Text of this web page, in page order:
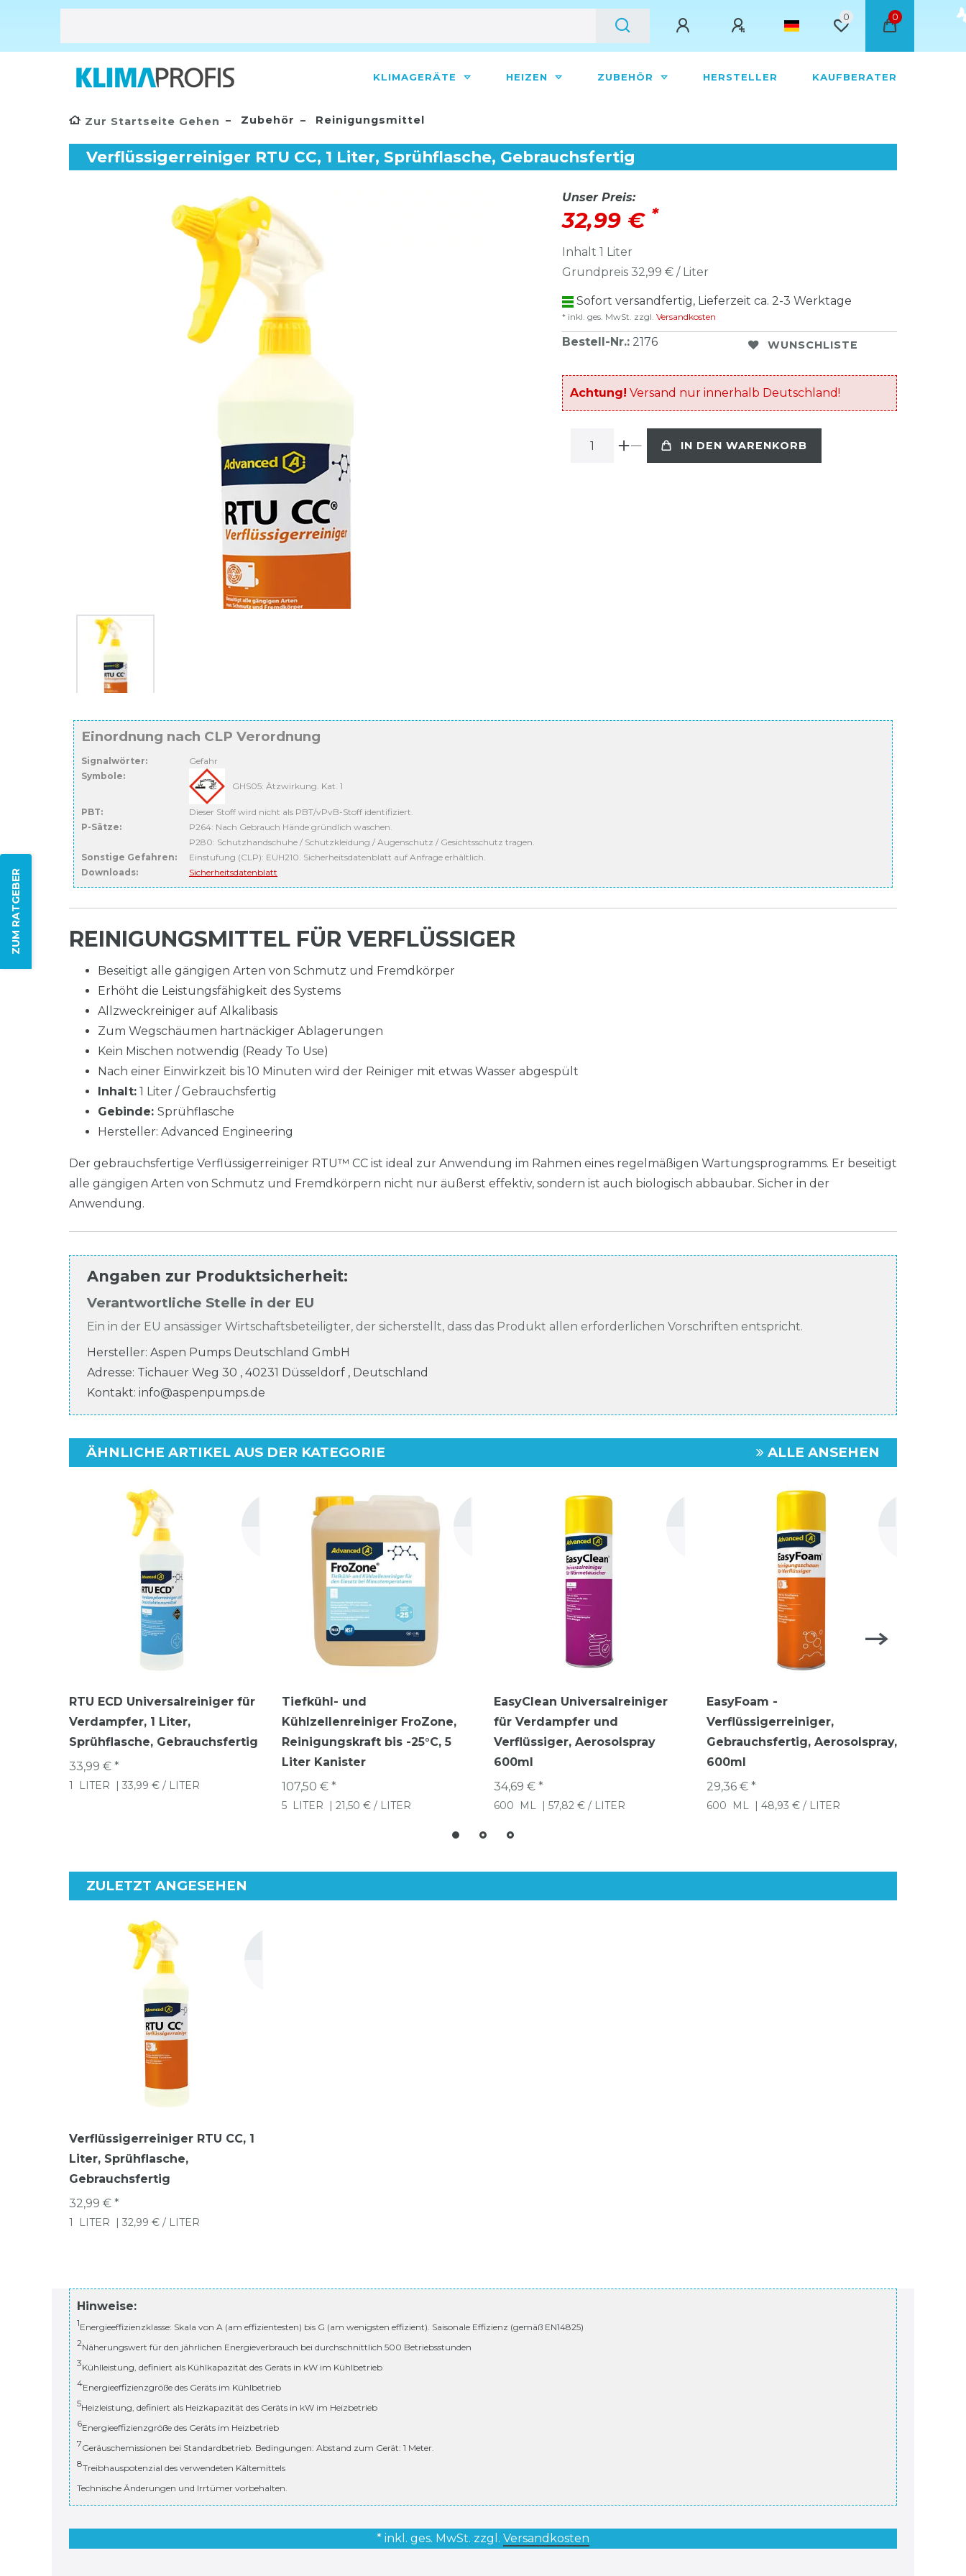
0 0
KLIMAGERÄTE HEIZEN ZUBEHÖR HERSTELLER KAUFBERATER
Zur Startseite Gehen Zubehör Reinigungsmittel
ZUM RATGEBER
Verflüssigerreiniger RTU CC, 1 Liter, Sprühflasche, Gebrauchsfertig
Unser Preis:
32,99 € *
Inhalt 1 Liter
Grundpreis 32,99 € / Liter
Sofort versandfertig, Lieferzeit ca. 2-3 Werktage
* inkl. ges. MwSt. zzgl. Versandkosten
Bestell-Nr.: 2176 WUNSCHLISTE
Achtung! Versand nur innerhalb Deutschland!
IN DEN WARENKORB
Einordnung nach CLP Verordnung
Signalwörter:
Gefahr
Symbole:
GHS05: Ätzwirkung. Kat. 1
PBT:
Dieser Stoff wird nicht als PBT/vPvB-Stoff identifiziert.
P-Sätze:
P264: Nach Gebrauch Hände gründlich waschen.
P280: Schutzhandschuhe / Schutzkleidung / Augenschutz / Gesichtsschutz tragen.
Sonstige Gefahren:
Einstufung (CLP): EUH210. Sicherheitsdatenblatt auf Anfrage erhältlich.
Downloads:
Sicherheitsdatenblatt
REINIGUNGSMITTEL FÜR VERFLÜSSIGER
Beseitigt alle gängigen Arten von Schmutz und Fremdkörper
Erhöht die Leistungsfähigkeit des Systems
Allzweckreiniger auf Alkalibasis
Zum Wegschäumen hartnäckiger Ablagerungen
Kein Mischen notwendig (Ready To Use)
Nach einer Einwirkzeit bis 10 Minuten wird der Reiniger mit etwas Wasser abgespült
Inhalt: 1 Liter / Gebrauchsfertig
Gebinde: Sprühflasche
Hersteller: Advanced Engineering
Der gebrauchsfertige Verflüssigerreiniger RTU™ CC ist ideal zur Anwendung im Rahmen eines regelmäßigen Wartungsprogramms. Er beseitigt
alle gängigen Arten von Schmutz und Fremdkörpern nicht nur äußerst effektiv, sondern ist auch biologisch abbaubar. Sicher in der
Anwendung.
Angaben zur Produktsicherheit:
Verantwortliche Stelle in der EU
Ein in der EU ansässiger Wirtschaftsbeteiligter, der sicherstellt, dass das Produkt allen erforderlichen Vorschriften entspricht.
Hersteller: Aspen Pumps Deutschland GmbH
Adresse: Tichauer Weg 30 , 40231 Düsseldorf , Deutschland
Kontakt: info@aspenpumps.de
ÄHNLICHE ARTIKEL AUS DER KATEGORIE ALLE ANSEHEN
RTU ECD Universalreiniger für
Verdampfer, 1 Liter,
Sprühflasche, Gebrauchsfertig
33,99 € *
1 LITER | 33,99 € / LITER
Tiefkühl- und
Kühlzellenreiniger FroZone,
Reinigungskraft bis -25°C, 5
Liter Kanister
107,50 € *
5 LITER | 21,50 € / LITER
EasyClean Universalreiniger
für Verdampfer und
Verflüssiger, Aerosolspray
600ml
34,69 € *
600 ML | 57,82 € / LITER
EasyFoam -
Verflüssigerreiniger,
Gebrauchsfertig, Aerosolspray,
600ml
29,36 € *
600 ML | 48,93 € / LITER
ZULETZT ANGESEHEN
Verflüssigerreiniger RTU CC, 1
Liter, Sprühflasche,
Gebrauchsfertig
32,99 € *
1 LITER | 32,99 € / LITER
Hinweise:
1Energieeffizienzklasse: Skala von A (am effizientesten) bis G (am wenigsten effizient). Saisonale Effizienz (gemäß EN14825)
2Näherungswert für den jährlichen Energieverbrauch bei durchschnittlich 500 Betriebsstunden
3Kühlleistung, definiert als Kühlkapazität des Geräts in kW im Kühlbetrieb
4Energieeffizienzgröße des Geräts im Kühlbetrieb
5Heizleistung, definiert als Heizkapazität des Geräts in kW im Heizbetrieb
6Energieeffizienzgröße des Geräts im Heizbetrieb
7Geräuschemissionen bei Standardbetrieb. Bedingungen: Abstand zum Gerät: 1 Meter.
8Treibhauspotenzial des verwendeten Kältemittels
Technische Änderungen und Irrtümer vorbehalten.
* inkl. ges. MwSt. zzgl. Versandkosten